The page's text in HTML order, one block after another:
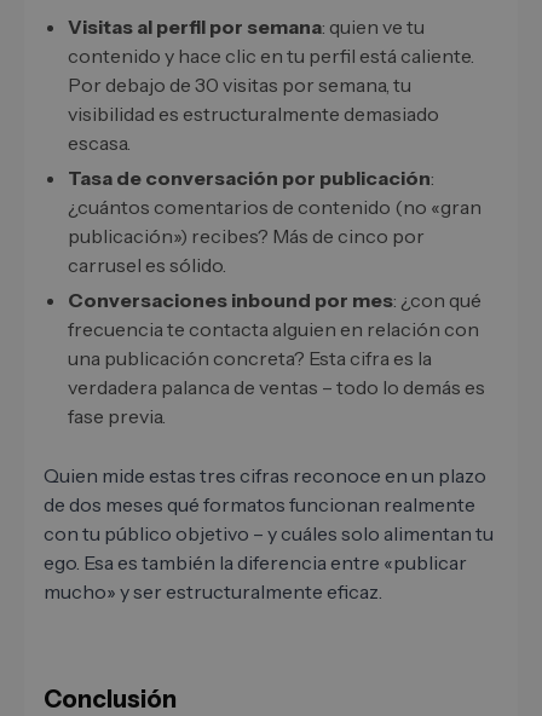
Visitas al perfil por semana: quien ve tu
contenido y hace clic en tu perfil está caliente.
Por debajo de 30 visitas por semana, tu
visibilidad es estructuralmente demasiado
escasa.
Tasa de conversación por publicación:
¿cuántos comentarios de contenido (no «gran
publicación») recibes? Más de cinco por
carrusel es sólido.
Conversaciones inbound por mes: ¿con qué
frecuencia te contacta alguien en relación con
una publicación concreta? Esta cifra es la
verdadera palanca de ventas – todo lo demás es
fase previa.
Quien mide estas tres cifras reconoce en un plazo
de dos meses qué formatos funcionan realmente
con tu público objetivo – y cuáles solo alimentan tu
ego. Esa es también la diferencia entre «publicar
mucho» y ser estructuralmente eficaz.
Conclusión